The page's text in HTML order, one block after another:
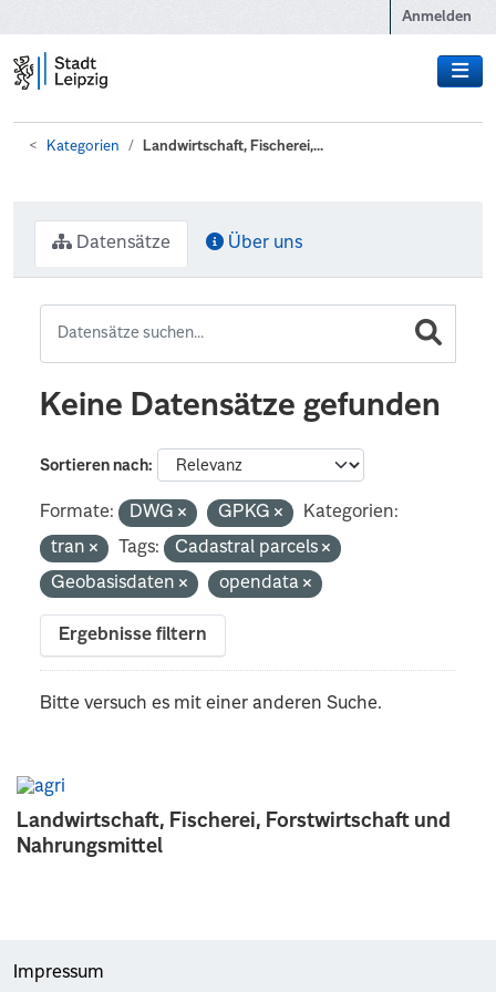
Anmelden
Kategorien Landwirtschaft, Fischerei,...
Landwirtschaft, Fischerei, Forstwirtschaft und
Nahrungsmittel
Datensätze Über uns
Keine Datensätze gefunden
Sortieren nach
Formate: DWG GPKG
Kategorien:
tran
Tags:
Cadastral parcels
Geobasisdaten
opendata
Ergebnisse filtern
Bitte versuch es mit einer anderen Suche.
Impressum